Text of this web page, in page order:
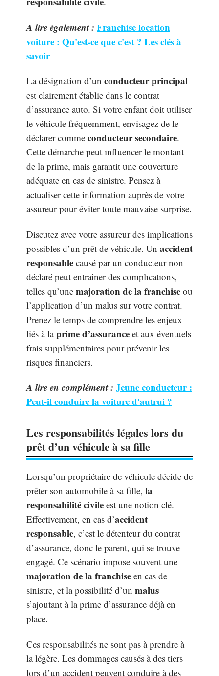
A lire également : Franchise location
voiture : Qu'est-ce que c'est ? Les clés à
savoir
La désignation d’un conducteur principal
est clairement établie dans le contrat
d’assurance auto. Si votre enfant doit utiliser
le véhicule fréquemment, envisagez de le
déclarer comme conducteur secondaire.
Cette démarche peut influencer le montant
de la prime, mais garantit une couverture
adéquate en cas de sinistre. Pensez à
actualiser cette information auprès de votre
assureur pour éviter toute mauvaise surprise.
Discutez avec votre assureur des implications
possibles d’un prêt de véhicule. Un accident
responsable causé par un conducteur non
déclaré peut entraîner des complications,
telles qu’une majoration de la franchise ou
l’application d’un malus sur votre contrat.
Prenez le temps de comprendre les enjeux
liés à laprime d’assurance et aux éventuels
frais supplémentaires pour prévenir les
risques financiers.
A lire en complément : Jeune conducteur :
Peut-il conduire la voiture d'autrui ?
Les responsabilités légales lors du
prêt d’un véhicule à sa fille
Lorsqu’un propriétaire de véhicule décide de
prêter son automobile à sa fille, la
responsabilité civile est une notion clé.
Effectivement, en cas d’accident
responsable, c’est le détenteur du contrat
d’assurance, donc le parent, qui se trouve
engagé. Ce scénario impose souvent une
majoration de la franchise en cas de
sinistre, et la possibilité d’un malus
s’ajoutant à la prime d’assurance déjà en
place.
Ces responsabilités ne sont pas à prendre à
la légère. Les dommages causés à des tiers
lors d’un accident peuvent conduire à des